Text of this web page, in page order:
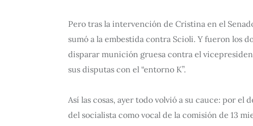
Pero tras la intervención de Cristina en el
sumó a la embestida contra Scioli. Y fueron los
disparar munición gruesa contra el
sus disputas con el “entorno K”.
Así las cosas, ayer todo volvió a su cauce: por
del socialista como vocal de la comisión de 13